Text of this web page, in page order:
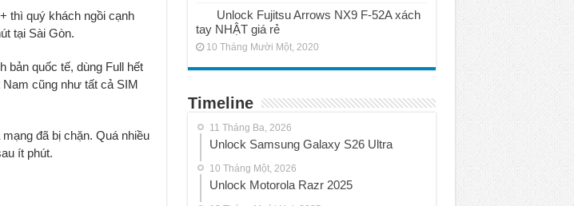
thì quý khách ngồi cạnh
tại Sài Gòn.
bản quốc tế, dùng Full hết
cũng như tất cả SIM
đã bị chặn. Quá nhiều
ít phút.
Unlock Fujitsu Arrows NX9 F-52A xách
tay NHẬT giá rẻ
10 Tháng Mười Một, 2020
Timeline
11 Tháng Ba, 2026
Unlock Samsung Galaxy S26 Ultra
10 Tháng Một, 2026
Unlock Motorola Razr 2025